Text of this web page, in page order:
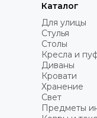
Каталог
Для улицы
Стулья
Столы
Кресла и
Диваны
Кровати
Хранение
Свет
Предметы